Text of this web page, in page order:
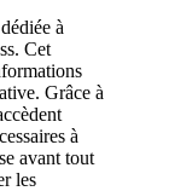
à
Cet
Grâce à
à
avant tout
les